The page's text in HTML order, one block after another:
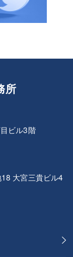
所
ビル3階
大宮三貴ビル4